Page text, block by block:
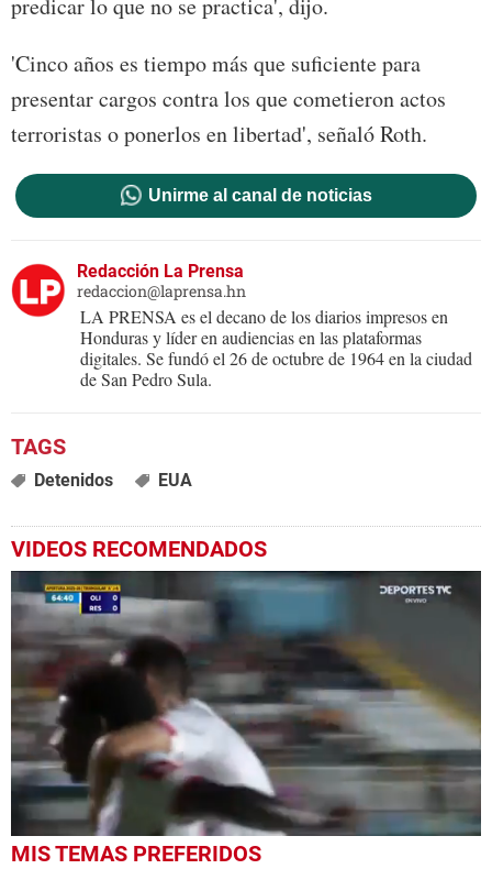
predicar lo que no se practica', dijo.
'Cinco años es tiempo más que suficiente para
presentar cargos contra los que cometieron actos
terroristas o ponerlos en libertad', señaló Roth.
Unirme al canal de noticias
Redacción La Prensa
redaccion@laprensa.hn
LA PRENSA es el decano de los diarios impresos en
Honduras y líder en audiencias en las plataformas
digitales. Se fundó el 26 de octubre de 1964 en la ciudad
de San Pedro Sula.
Detenidos EUA
VIDEOS RECOMENDADOS
0
seconds
MIS TEMAS PREFERIDOS